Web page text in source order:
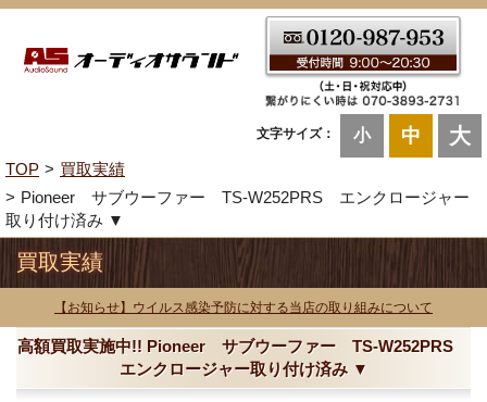
文字サイズ： 小 中 大
TOP
買取実績
Pioneer サブウーファー TS-W252PRS エンクロージャー
取り付け済み ▼
買取実績
【お知らせ】ウイルス感染予防に対する当店の取り組みについて
高額買取実施中!! Pioneer サブウーファー TS-W252PRS
エンクロージャー取り付け済み ▼